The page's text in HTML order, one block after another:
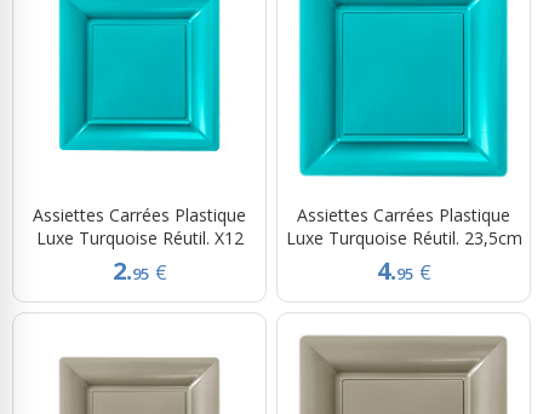
Assiettes Carrées Plastique
Luxe Turquoise Réutil. X12
2.95 €
Assiettes Carrées Plastique
Luxe Turquoise Réutil. 23,5cm
4.95 €